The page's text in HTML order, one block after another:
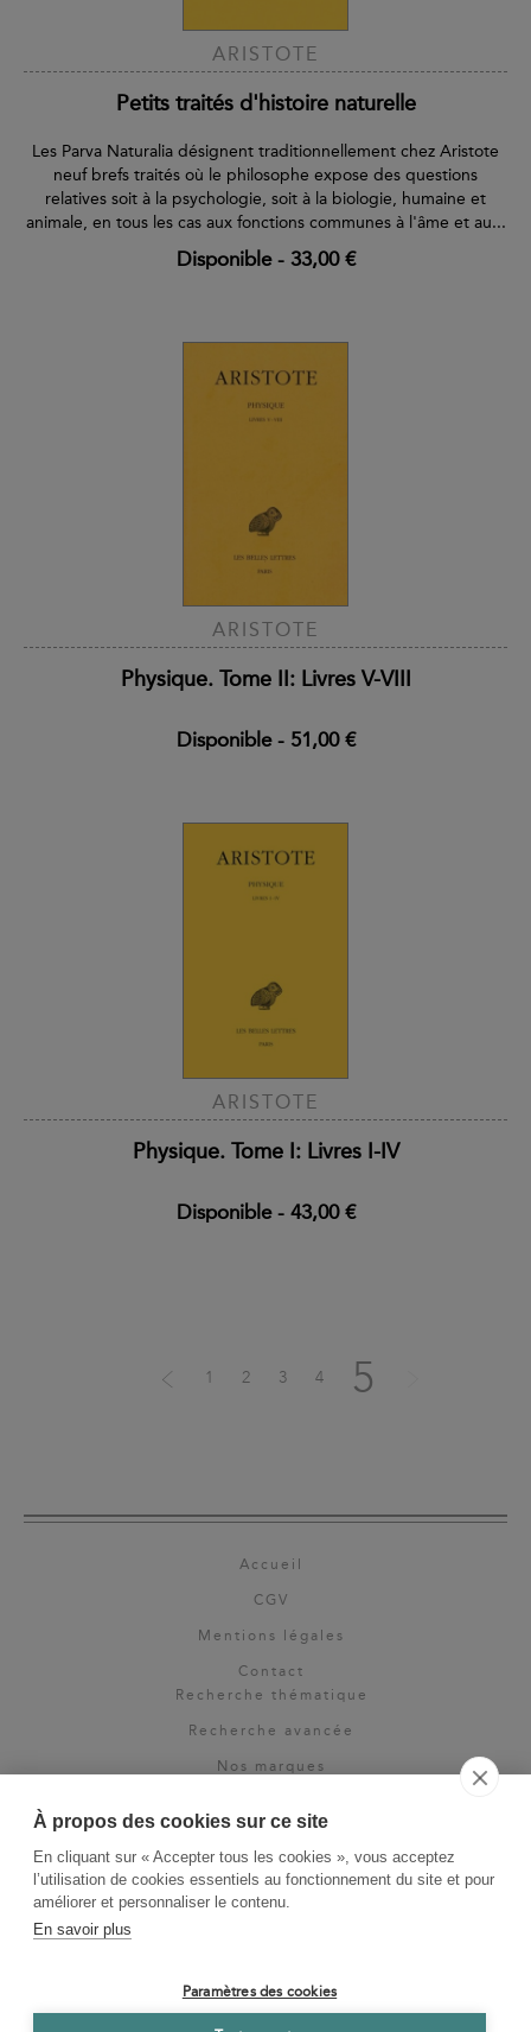
À propos des cookies sur ce site
En cliquant sur « Accepter tous les cookies », vous acceptez
l’utilisation de cookies essentiels au fonctionnement du site et pour
améliorer et personnaliser le contenu.
En savoir plus
Paramètres des cookies
ARISTOTE
Petits traités d'histoire naturelle
Les Parva Naturalia désignent traditionnellement chez Aristote
neuf brefs traités où le philosophe expose des questions
relatives soit à la psychologie, soit à la biologie, humaine et
animale, en tous les cas aux fonctions communes à l'âme et au...
Disponible- 33,00 €
ARISTOTE
Physique. Tome II: Livres V-VIII
Disponible- 51,00 €
ARISTOTE
Physique. Tome I: Livres I-IV
Disponible- 43,00 €
1 2 3 4 5
Accueil
CGV
Mentions légales
Contact
Recherche thématique
Recherche avancée
Nos marques
Espace pro
Newsletter
La Vie des Classiques